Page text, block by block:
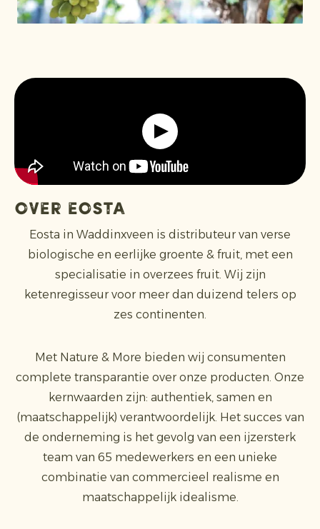
Over Eosta
Eosta in Waddinxveen is distributeur van verse
biologische en eerlijke groente & fruit, met een
specialisatie in overzees fruit. Wij zijn
ketenregisseur voor meer dan duizend telers op
zes continenten.
Met Nature & More bieden wij consumenten
complete transparantie over onze producten. Onze
kernwaarden zijn: authentiek, samen en
(maatschappelijk) verantwoordelijk. Het succes van
de onderneming is het gevolg van een ijzersterk
team van 65 medewerkers en een unieke
combinatie van commercieel realisme en
maatschappelijk idealisme.